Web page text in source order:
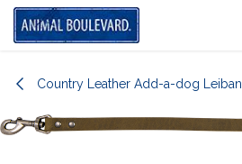
Overslaan naar inhoud
Country Leather Add-a-dog